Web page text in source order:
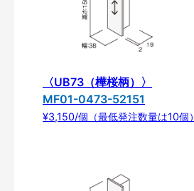
〈UB73（樺桜柄）〉
MF01-0473-52151
¥3,150/個（最低発注数量は10個）